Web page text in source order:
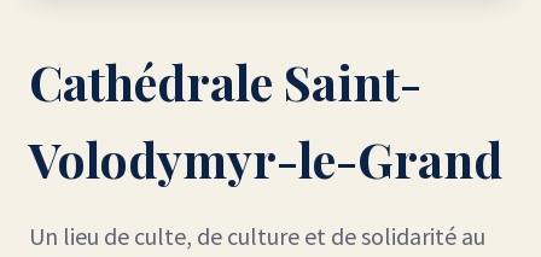
Cathédrale Saint-
Volodymyr-le-Grand
Un lieu de culte, de culture et de solidarité au